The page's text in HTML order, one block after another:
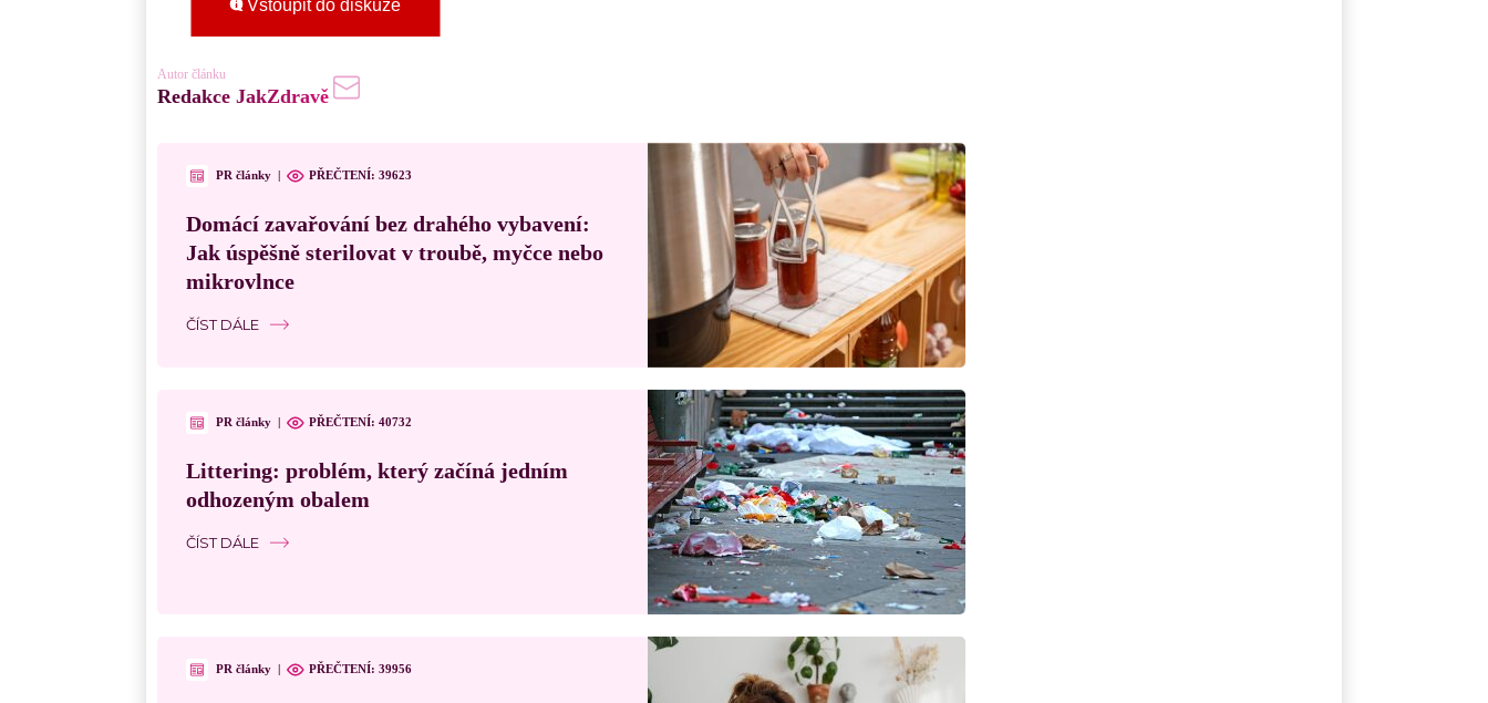
Vstoupit do diskuze
Autor článku
Redakce JakZdravě
PR články PŘEČTENÍ: 39623
Domácí zavařování bez drahého vybavení:
Jak úspěšně sterilovat v troubě, myčce nebo
mikrovlnce
ČÍST DÁLE
PR články PŘEČTENÍ: 40732
Littering: problém, který začíná jedním
odhozeným obalem
ČÍST DÁLE
PR články PŘEČTENÍ: 39956